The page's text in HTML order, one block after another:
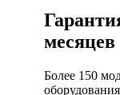
месяцев
Более 150